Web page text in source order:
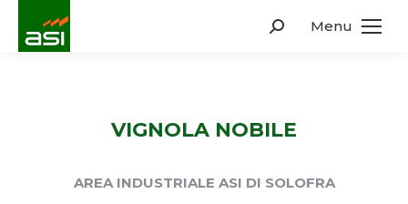
Menu
Search:
VIGNOLA NOBILE
AREA INDUSTRIALE ASI DI SOLOFRA